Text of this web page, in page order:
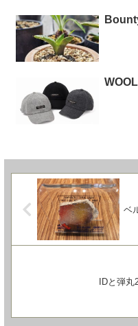
WOOL
ベ
IDと弾丸